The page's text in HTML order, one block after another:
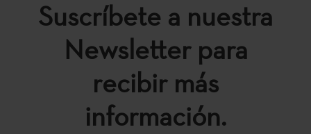
Suscríbete a nuestra
Newsletter para
recibir más
información.